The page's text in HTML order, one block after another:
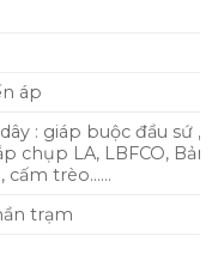
áp
: giáp buộc đầu sứ ,
chụp LA, LBFCO,
cấm trèo……
trạm